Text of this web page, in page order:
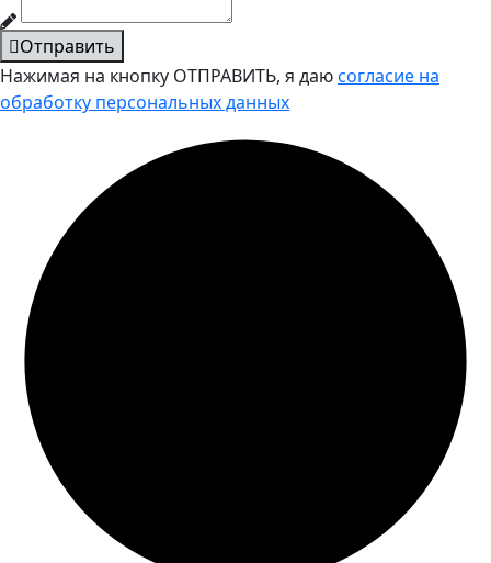
Отправить
Нажимая на кнопку ОТПРАВИТЬ, я даюсогласие на
обработку персональных данных